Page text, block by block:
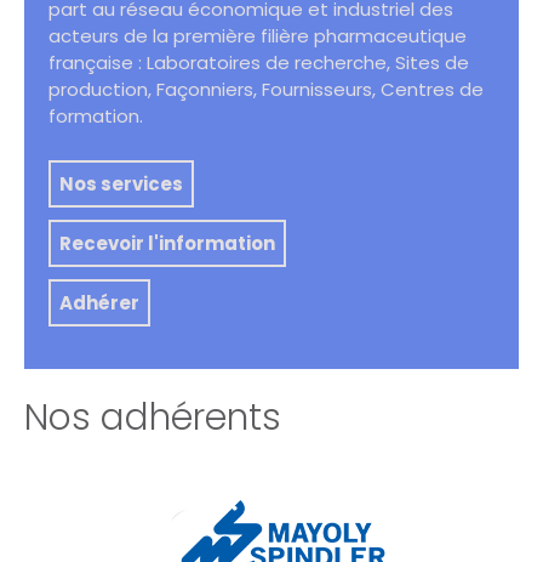
part au réseau économique et industriel des
acteurs de la première filière pharmaceutique
française : Laboratoires de recherche, Sites de
production, Façonniers, Fournisseurs, Centres de
formation.
Nos services
Recevoir l'information
Adhérer
Nos adhérents